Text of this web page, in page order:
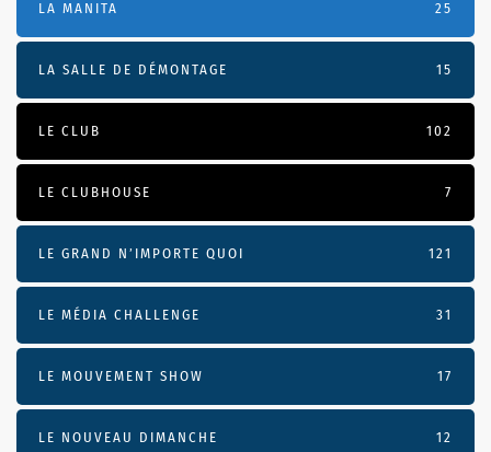
LA MANITA 25
LA SALLE DE DÉMONTAGE 15
LE CLUB 102
LE CLUBHOUSE 7
LE GRAND N’IMPORTE QUOI 121
LE MÉDIA CHALLENGE 31
LE MOUVEMENT SHOW 17
LE NOUVEAU DIMANCHE 12